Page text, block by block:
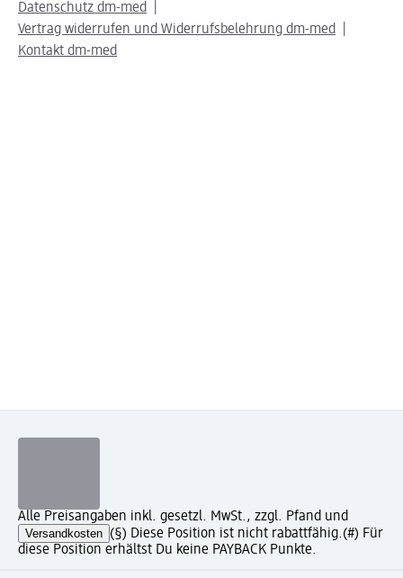
Datenschutz dm-med
Vertrag widerrufen und Widerrufsbelehrung dm-med
Kontakt dm-med
Alle Preisangaben inkl. gesetzl. MwSt., zzgl. Pfand und
Versandkosten (§) Diese Position ist nicht rabattfähig.(#) Für
diese Position erhältst Du keine PAYBACK Punkte.